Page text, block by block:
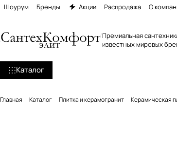
Шоурум Бренды Акции Распродажа О
Премиальная
известных мировых
Каталог
Главная Каталог Плитка и керамогранит Керамическая